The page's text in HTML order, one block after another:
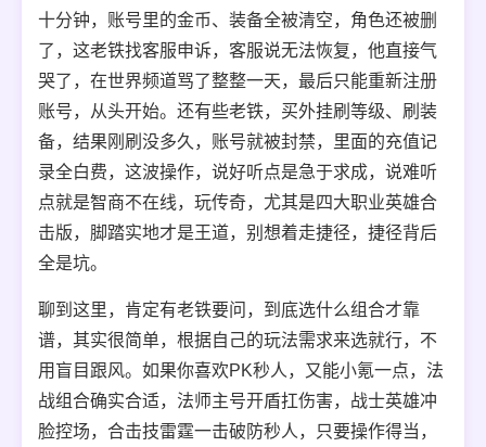
十分钟，账号里的金币、装备全被清空，角色还被删
了，这老铁找客服申诉，客服说无法恢复，他直接气
哭了，在世界频道骂了整整一天，最后只能重新注册
账号，从头开始。还有些老铁，买外挂刷等级、刷装
备，结果刚刷没多久，账号就被封禁，里面的充值记
录全白费，这波操作，说好听点是急于求成，说难听
点就是智商不在线，玩传奇，尤其是四大职业英雄合
击版，脚踏实地才是王道，别想着走捷径，捷径背后
全是坑。
聊到这里，肯定有老铁要问，到底选什么组合才靠
谱，其实很简单，根据自己的玩法需求来选就行，不
用盲目跟风。如果你喜欢PK秒人，又能小氪一点，法
战组合确实合适，法师主号开盾扛伤害，战士英雄冲
脸控场，合击技雷霆一击破防秒人，只要操作得当，